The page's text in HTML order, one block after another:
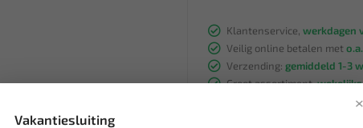
×
Vakantiesluiting
Klantenservice, werkdagen
Veilig online betalen met
Verzending: gemiddeld 1-3
Groot assortiment,
€ 6,95